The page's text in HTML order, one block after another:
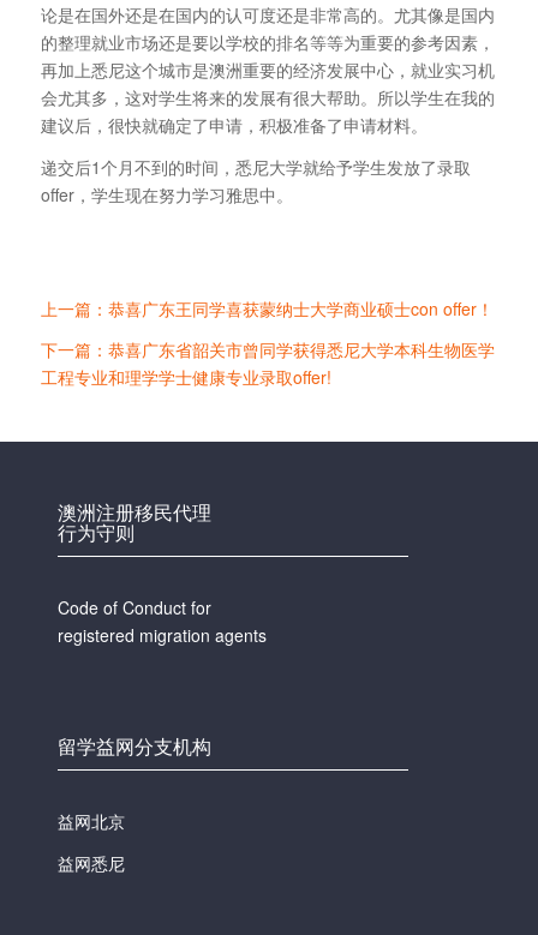
论是在国外还是在国内的认可度还是非常高的。尤其像是国内
的整理就业市场还是要以学校的排名等等为重要的参考因素，
再加上悉尼这个城市是澳洲重要的经济发展中心，就业实习机
会尤其多，这对学生将来的发展有很大帮助。所以学生在我的
建议后，很快就确定了申请，积极准备了申请材料。
递交后1个月不到的时间，悉尼大学就给予学生发放了录取
offer，学生现在努力学习雅思中。
上一篇：恭喜广东王同学喜获蒙纳士大学商业硕士con offer！
下一篇：恭喜广东省韶关市曾同学获得悉尼大学本科生物医学
工程专业和理学学士健康专业录取offer!
澳洲注册移民代理
行为守则
Code of Conduct for
registered migration agents
留学益网分支机构
益网北京
益网悉尼